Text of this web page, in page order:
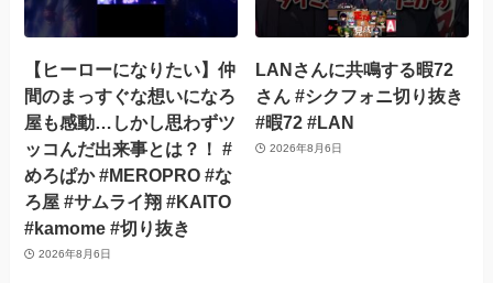
【ヒーローになりたい】仲
間のまっすぐな想いになろ
屋も感動…しかし思わずツ
ッコんだ出来事とは？！ #
めろぱか #MEROPRO #な
ろ屋 #サムライ翔 #KAITO
#kamome #切り抜き
2026年8月6日
LANさんに共鳴する暇72
さん #シクフォニ切り抜き
#暇72 #LAN
2026年8月6日